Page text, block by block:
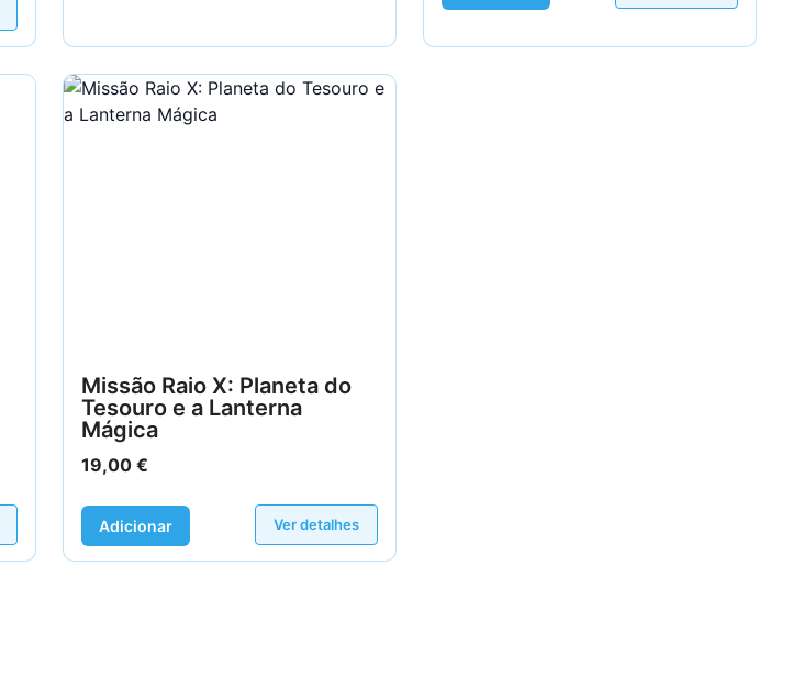
Missão Raio X: Planeta do
Tesouro e a Lanterna
Mágica
19,00 €
Adicionar Ver detalhes